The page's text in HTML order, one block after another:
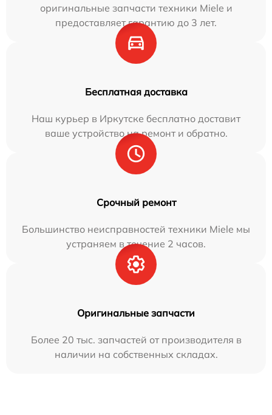
оригинальные запчасти техники Miele и
предоставляет гарантию до 3 лет.
Бесплатная доставка
Наш курьер в Иркутске бесплатно доставит
ваше устройство на ремонт и обратно.
Срочный ремонт
Большинство неисправностей техники Miele мы
устраняем в течение 2 часов.
Оригинальные запчасти
Более 20 тыс. запчастей от производителя в
наличии на собственных складах.